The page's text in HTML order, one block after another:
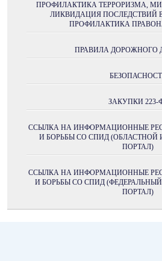
ПРОФИЛАКТИКА ТЕРРОРИЗМА,
ЛИКВИДАЦИЯ ПОСЛЕДСТВИЙ
ПРОФИЛАКТИКА
ПРАВИЛА ДОРОЖНОГО
ЗАКУПКИ 223-
ССЫЛКА НА ИНФОРМАЦИОННЫЕ
И БОРЬБЫ СО СПИД
ПОРТАЛ)
ССЫЛКА НА ИНФОРМАЦИОННЫЕ
И БОРЬБЫ СО СПИД
ПОРТАЛ)